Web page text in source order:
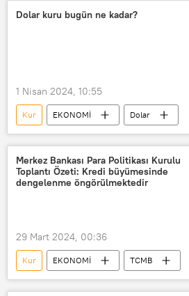
Ekonomi Reform Paketi
Dolar kuru bugün ne kadar?
1 Nisan 2024, 10:55
Kur EKONOMİ
Dolar
Dolar/TL
Merkez Bankası Para Politikası Kurulu
Toplantı Özeti: Kredi büyümesinde
dengelenme öngörülmektedir
29 Mart 2024, 00:36
Kur EKONOMİ
TCMB
Türkiye Cumhuriyeti Merkez Bankası (TCMB)